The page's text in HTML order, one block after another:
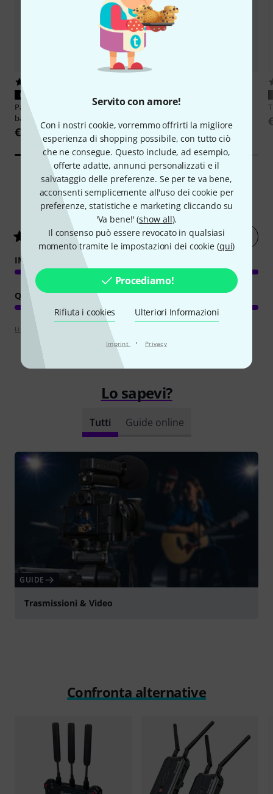
Servito con amore!
Con i nostri cookie, vorremmo offrirti la migliore
esperienza di shopping possibile, con tutto ciò
che ne consegue. Questo include, ad esempio,
offerte adatte, annunci personalizzati e il
salvataggio delle preferenze. Se per te va bene,
acconsenti semplicemente all'uso dei cookie per
preferenze, statistiche e marketing cliccando su
'Va bene!' (show all).
Il consenso può essere revocato in qualsiasi
momento tramite le impostazioni dei cookie (qui)
Procediamo!
Rifiuta i cookies Ulteriori Informazioni
Imprint · Privacy
MATCH PERFETTO
Patona
4Way Charger for Sony F
bat
€ 76
PatonaPATNP-F970
€ 26
1Valutazioni dei clienti
5/ 5 Valuta ora
IMMAGINE/SUONO
QUALITÀ
Linee guida per la valutazione
Lo sapevi?
Tutti Guide online
GUIDE
Trasmissioni & Video
Confronta alternative